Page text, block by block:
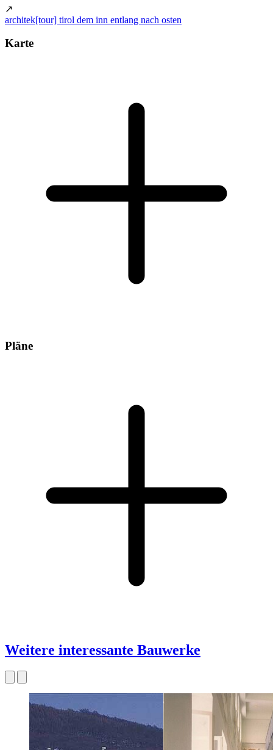
↗
architek[tour] tirol dem inn entlang nach osten
Karte
Pläne
Weitere interessante Bauwerke